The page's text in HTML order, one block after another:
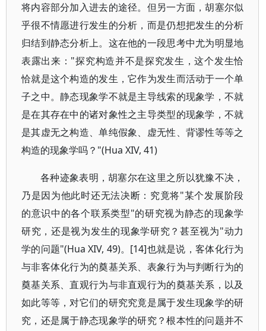
将内容部分加入进去的途径。但另一方面，胡塞尔似
乎很不情愿进行发生的分析，而是仍想把发生的分析
归结到静态分析上。这在他的一段思考中尤为明显地
表露出来："探究构造并不是探究发生，这个发生恰
恰就是这个构造的发生，它作为发生而活动于一个单
子之中。静态现象学不就是主导线索的现象学，不就
是在其存在中的诸对象性之主导类型的现象学，不就
是其虚无之构造、单纯假象、虚无性、背谬性等等之
构造的现象学吗？"(Hua XIV, 41)
各种迹象表明，胡塞尔在这里之所以犹豫不决，
乃是因为他此时还无法决断：究竟将"某个发展阶段
的意识中的各个联系类型"的研究视为静态的现象学
研究，还是视为发生的现象学研究？甚至视为"动力
学的问题"(Hua XIV, 49)。[14]也就是说，客体化行为
与非客体化行为的奠基关系、表象行为与判断行为的
奠基关系、直观行为与非直观行为的奠基关系，以及
如此等等，对它们的研究究竟是属于发生现象学的研
究，还是属于静态现象学的研究？根本性的问题并不